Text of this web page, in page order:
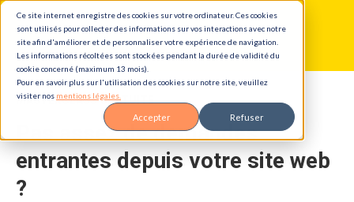
Ce site internet enregistre des cookies sur votre ordinateur. Ces cookies
sont utilisés pour collecter des informations sur vos interactions avec notre
site afin d'améliorer et de personnaliser votre expérience de navigation.
Les informations récoltées sont stockées pendant la durée de validité du
cookie concerné (maximum 13 mois).
Pour en savoir plus sur l'utilisation des cookies sur notre site, veuillez
visiter nos mentions légales.
Accepter Refuser
MASTERCLASS GRATUITE
Pas assez de demandes
entrantes depuis votre site web
?